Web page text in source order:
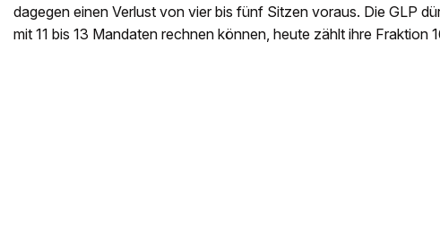
dagegen einen Verlust von vier bis fünf Sitzen voraus. Die GLP
mit 11 bis 13 Mandaten rechnen können, heute zählt ihre Fraktion